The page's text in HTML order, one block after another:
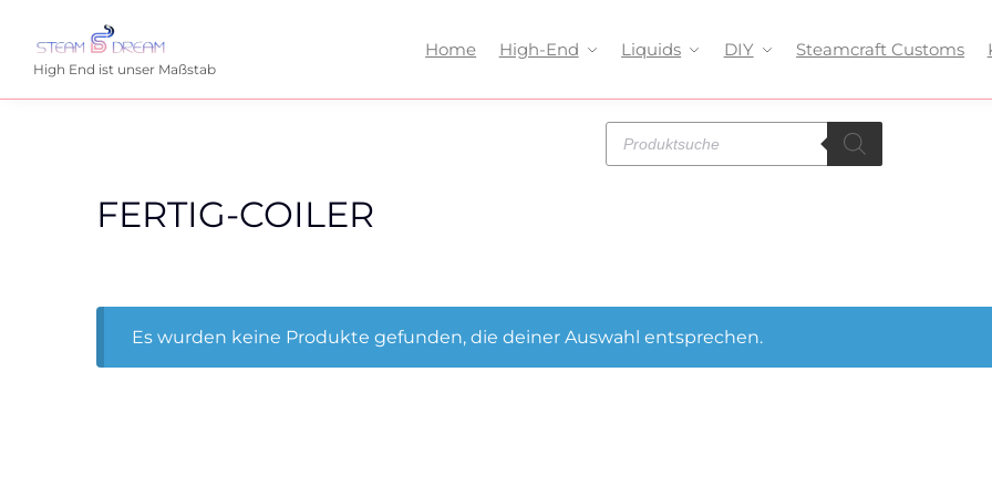
High End ist unser Maßstab
Home High-End Liquids DIY Steamcraft Customs
FERTIG-COILER
Es wurden keine Produkte gefunden, die deiner Auswahl entsprechen.